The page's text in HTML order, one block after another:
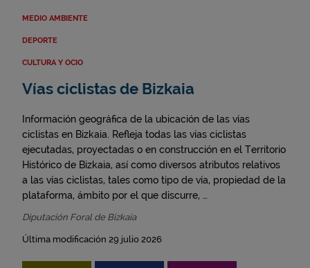
MEDIO AMBIENTE
DEPORTE
CULTURA Y OCIO
Vías ciclistas de Bizkaia
Información geográfica de la ubicación de las vías
ciclistas en Bizkaia. Refleja todas las vías ciclistas
ejecutadas, proyectadas o en construcción en el Territorio
Histórico de Bizkaia, así como diversos atributos relativos
a las vías ciclistas, tales como tipo de vía, propiedad de la
plataforma, ámbito por el que discurre, …
Diputación Foral de Bizkaia
Última modificación 29 julio 2026